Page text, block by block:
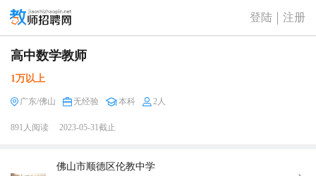
登陆 注册
高中数学教师
1万以上
广东/佛山 无经验 本科 2人
891人阅读 2023-05-31截止
佛山市顺德区伦教中学